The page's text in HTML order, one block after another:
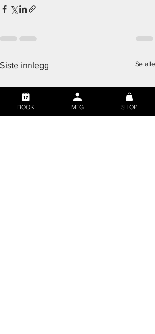
Siste innlegg Se alle
BOOK MEG SHOP